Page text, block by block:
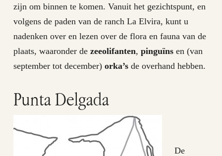
zijn om binnen te komen. Vanuit het gezichtspunt, en
volgens de paden van de ranch La Elvira, kunt u
nadenken over en lezen over de flora en fauna van de
plaats, waaronder de zeeolifanten, pinguïnsen (van
september tot december)orka’sde overhand hebben.
Punta Delgada
De